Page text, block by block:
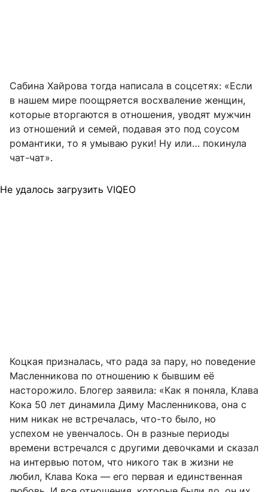
Сабина Хайрова тогда написала в соцсетях: «Если
в нашем мире поощряется восхваление женщин,
которые вторгаются в отношения, уводят мужчин
из отношений и семей, подавая это под соусом
романтики, то я умываю руки! Ну или… покинула
чат-чат».
Не удалось загрузить VIQEO
Коцкая призналась, что рада за пару, но поведение
Масленникова по отношению к бывшим её
насторожило. Блогер заявила: «Как я поняла, Клава
Кока 50 лет динамила Диму Масленникова, она с
ним никак не встречалась, что-то было, но
успехом не увенчалось. Он в разные периоды
времени встречался с другими девочками и сказал
на интервью потом, что никого так в жизни не
любил, Клава Кока — его первая и единственная